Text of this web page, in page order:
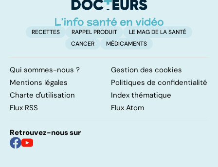
RECETTES RAPPEL PRODUIT
LE MAG DE LA SANTÉ
CANCER
MÉDICAMENTS
Qui sommes-nous ?
Gestion des cookies
Mentions légales
Politiques de confidentialité
Charte d'utilisation
Index thématique
Flux RSS
Flux Atom
Retrouvez-nous sur